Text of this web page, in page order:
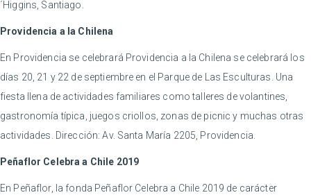
´Higgins, Santiago.
Providencia a la Chilena
En Providencia se celebrará Providencia a la Chilena se celebrará los
días 20, 21 y 22 de septiembre en el Parque de Las Esculturas. Una
fiesta llena de actividades familiares como talleres de volantines,
gastronomía típica, juegos criollos, zonas de picnic y muchas otras
actividades. Dirección: Av. Santa María 2205, Providencia.
Peñaflor Celebra a Chile 2019
En Peñaflor, la fonda Peñaflor Celebra a Chile 2019 de carácter